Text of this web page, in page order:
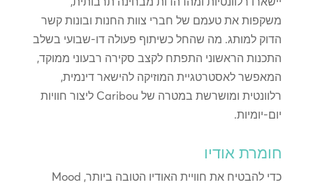
משקפות את טעמם של חברי צוות החנות ובונות קשר
הדוק למותג. מה שהחל כשיתוף פעולה דו-שבועי בשלב
התכנות הראשוני התפתח לקצב סקירה רבעוני ממוקד,
המאפשר לאסטרטגיית המוזיקה להישאר דינמית,
רלוונטית ומושרשת במטרה של Caribou ליצור חוויות
יום-יומיות.
חומרת אודיו
כדי להבטיח את חוויית האודיו הטובה ביותר, Mood